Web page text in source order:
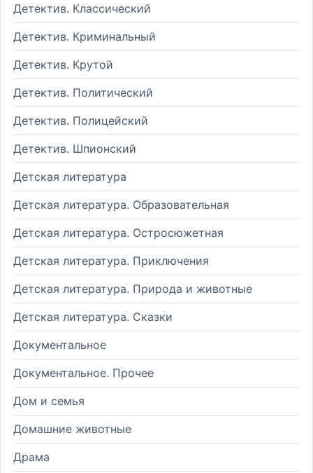
Детектив. Классический
Детектив. Криминальный
Детектив. Крутой
Детектив. Политический
Детектив. Полицейский
Детектив. Шпионский
Детская литература
Детская литература. Образовательная
Детская литература. Остросюжетная
Детская литература. Приключения
Детская литература. Природа и животные
Детская литература. Сказки
Документальное
Документальное. Прочее
Дом и семья
Домашние животные
Драма